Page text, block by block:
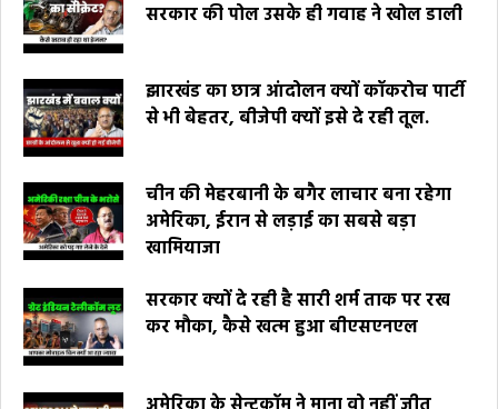
सरकार की पोल उसके ही गवाह ने खोल डाली
झारखंड का छात्र आंदोलन क्यों कॉकरोच पार्टी
से भी बेहतर, बीजेपी क्यों इसे दे रही तूल.
चीन की मेहरबानी के बगैर लाचार बना रहेगा
अमेरिका, ईरान से लड़ाई का सबसे बड़ा
खामियाजा
सरकार क्यों दे रही है सारी शर्म ताक पर रख
कर मौका, कैसे खत्म हुआ बीएसएनएल